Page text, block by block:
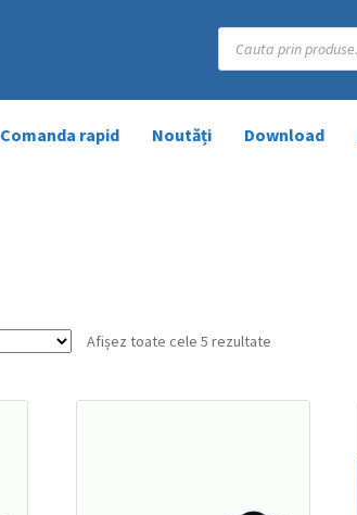
Products
search
Comanda rapid Noutăți Download
Afișez toate cele 5 rezultate